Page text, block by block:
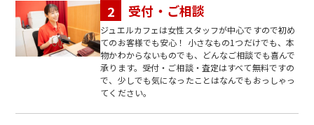
受付・ご相談
ジュエルカフェは女性スタッフが中心ですので初め
てのお客様でも安心！ 小さなもの1つだけでも、本
物かわからないものでも、どんなご相談でも喜んで
承ります。受付・ご相談・査定はすべて無料ですの
で、少しでも気になったことはなんでもおっしゃっ
てください。